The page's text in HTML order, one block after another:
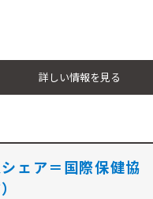
詳しい情報を見る
ェア＝国際保健協